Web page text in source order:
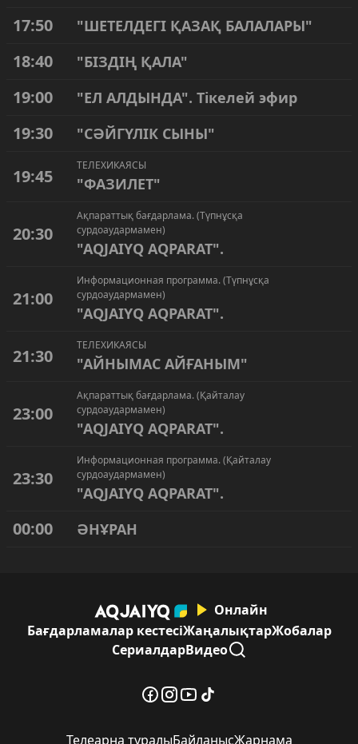
17:50 "ШЕТЕЛДЕГІ ҚАЗАҚ БАЛАЛАРЫ"
18:40 "БІЗДІҢ ҚАЛА"
19:00 "ЕЛ АЛДЫНДА". Тікелей эфир
19:30 "СӘЙГҮЛІК СЫНЫ"
19:45
ТЕЛЕХИКАЯСЫ
"ФАЗИЛЕТ"
20:30
Ақпараттық бағдарлама. (Түпнұсқа
сурдоаудармамен)
"AQJAIYQ AQPARAT".
21:00
Информационная программа. (Түпнұсқа
сурдоаудармамен)
"AQJAIYQ AQPARAT".
21:30
ТЕЛЕХИКАЯСЫ
"АЙНЫМАС АЙҒАНЫМ"
23:00
Ақпараттық бағдарлама. (Қайталау
сурдоаудармамен)
"AQJAIYQ AQPARAT".
23:30
Информационная программа. (Қайталау
сурдоаудармамен)
"AQJAIYQ AQPARAT".
00:00 ӘНҰРАН
Онлайн
Бағдарламалар кестесіЖаңалықтарЖобалар
СериалдарВидео
Телеарна туралыБайланысЖарнама